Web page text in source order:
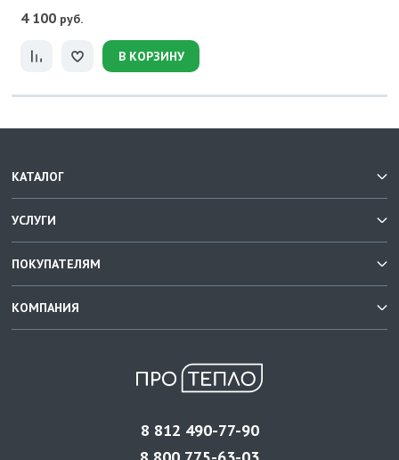
4 100 руб.
В КОРЗИНУ
КАТАЛОГ
УСЛУГИ
ПОКУПАТЕЛЯМ
КОМПАНИЯ
8 812 490-77-90